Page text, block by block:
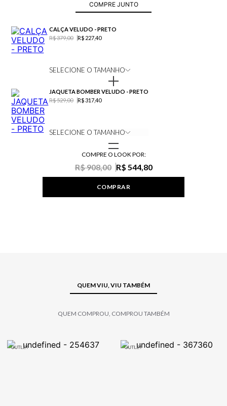
COMPRE JUNTO
CALÇA VELUDO - PRETO
R$ 379,00
R$ 227,40
SELECIONE O TAMANHO
JAQUETA BOMBER VELUDO - PRETO
R$ 529,00
R$ 317,40
SELECIONE O TAMANHO
COMPRE O LOOK POR:
R$ 908,00 R$ 544,80
COMPRAR
QUEM VIU, VIU TAMBÉM
QUEM COMPROU, COMPROU TAMBÉM